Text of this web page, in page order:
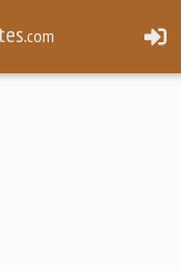
com